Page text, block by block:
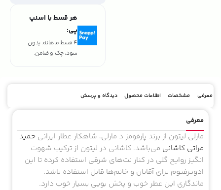
هر قسط با اسنپ
پی:
4 قسط ماهانه. بدون
سود، چک و ضامن.
معرفی مشخصات اطلاعات محصول دیدگاه و پرسش
معرفی
مارلی لیتون از برند پارفومز د مارلی، شاهكار عطار ایرانی حمید
مراتی کاشانی می‌باشد. کاشانی در لیتون از ترکیب شهوت
انگیز روایح گلی در کنار نت‌های شرقی استفاده کرده تا این
ادوپرفیوم برای آقایان و خانم‌ها قابل استفاده باشد.
ماندگاری این عطر خوب و پخش بویی بسیار خوب دارد.